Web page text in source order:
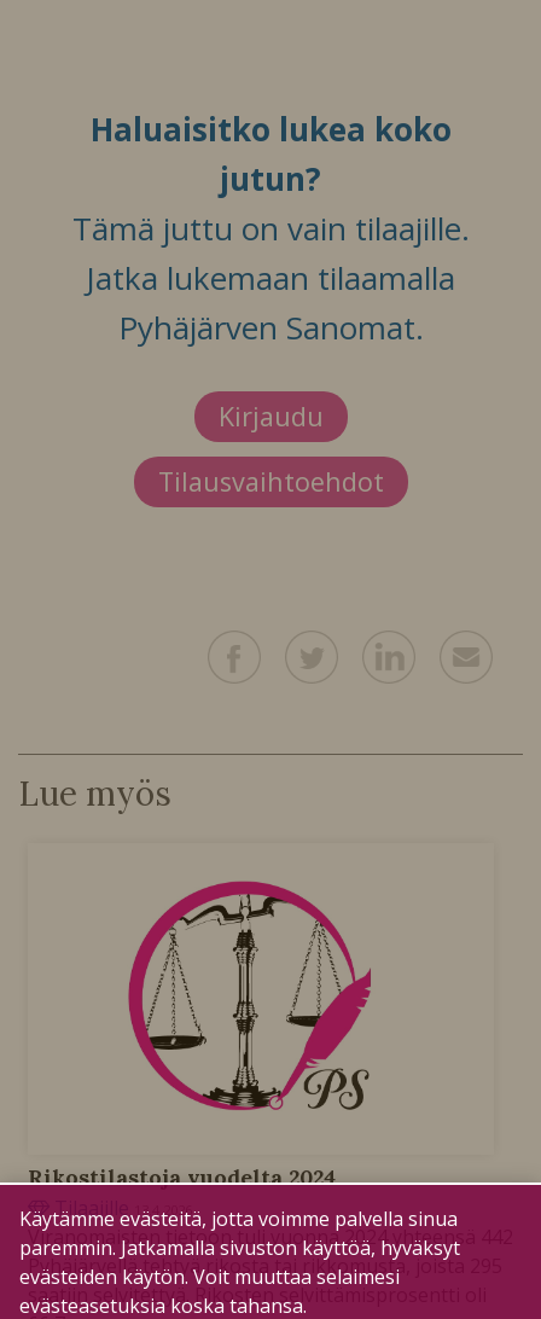
Haluaisitko lukea koko
jutun?
Tämä juttu on vain tilaajille.
Jatka lukemaan tilaamalla
Pyhäjärven Sanomat.
Kirjaudu
Tilausvaihtoehdot
Lue myös
Rikostilastoja vuodelta 2024
Tilaajille 13.4.2026
Viranomaisten tietoon tuli vuonna 2024 yhteensä 442
Pyhäjärvellä tehtyä rikosta tai rikkomusta, joista 295
saatiin selvitettyä. Rikosten selvittämisprosentti oli
Käytämme evästeitä, jotta voimme palvella sinua
paremmin. Jatkamalla sivuston käyttöä, hyväksyt
evästeiden käytön. Voit muuttaa selaimesi
evästeasetuksia koska tahansa.